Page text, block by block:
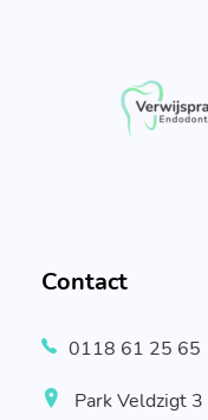
Contact
0118 61 25 65
Park Veldzigt 3